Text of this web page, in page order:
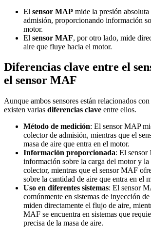
El sensor MAP mide la presión
admisión, proporcionando información
motor.
El sensor MAF, por otro lado, mide
aire que fluye hacia el motor.
Diferencias clave entre el
el sensor MAF
Aunque ambos sensores están relacionados
existen varias diferencias clave entre ellos.
Método de medición: El sensor MAP
colector de admisión, mientras que el
masa de aire que entra en el motor.
Información proporcionada: El sensor
información sobre la carga del motor y la
colector, mientras que el sensor MAF
sobre la cantidad de aire que entra en el
Uso en diferentes sistemas: El sensor
comúnmente en sistemas de inyección
miden directamente el flujo de aire,
MAF se encuentra en sistemas que
precisa de la masa de aire.